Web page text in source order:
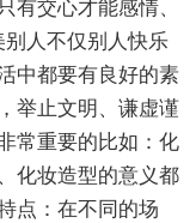
有交心才能感情、
人不仅别人快乐
中都要有良好的素
举止文明、谦虚谨
常重要的比如：化
化妆造型的意义都
点：在不同的场